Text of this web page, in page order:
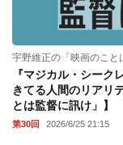
宇野維正の「映画のこと
『マジカル・シーク
きてる人間のリアリ
とは監督に訊け」】
第30回 2026/6/25 21:15